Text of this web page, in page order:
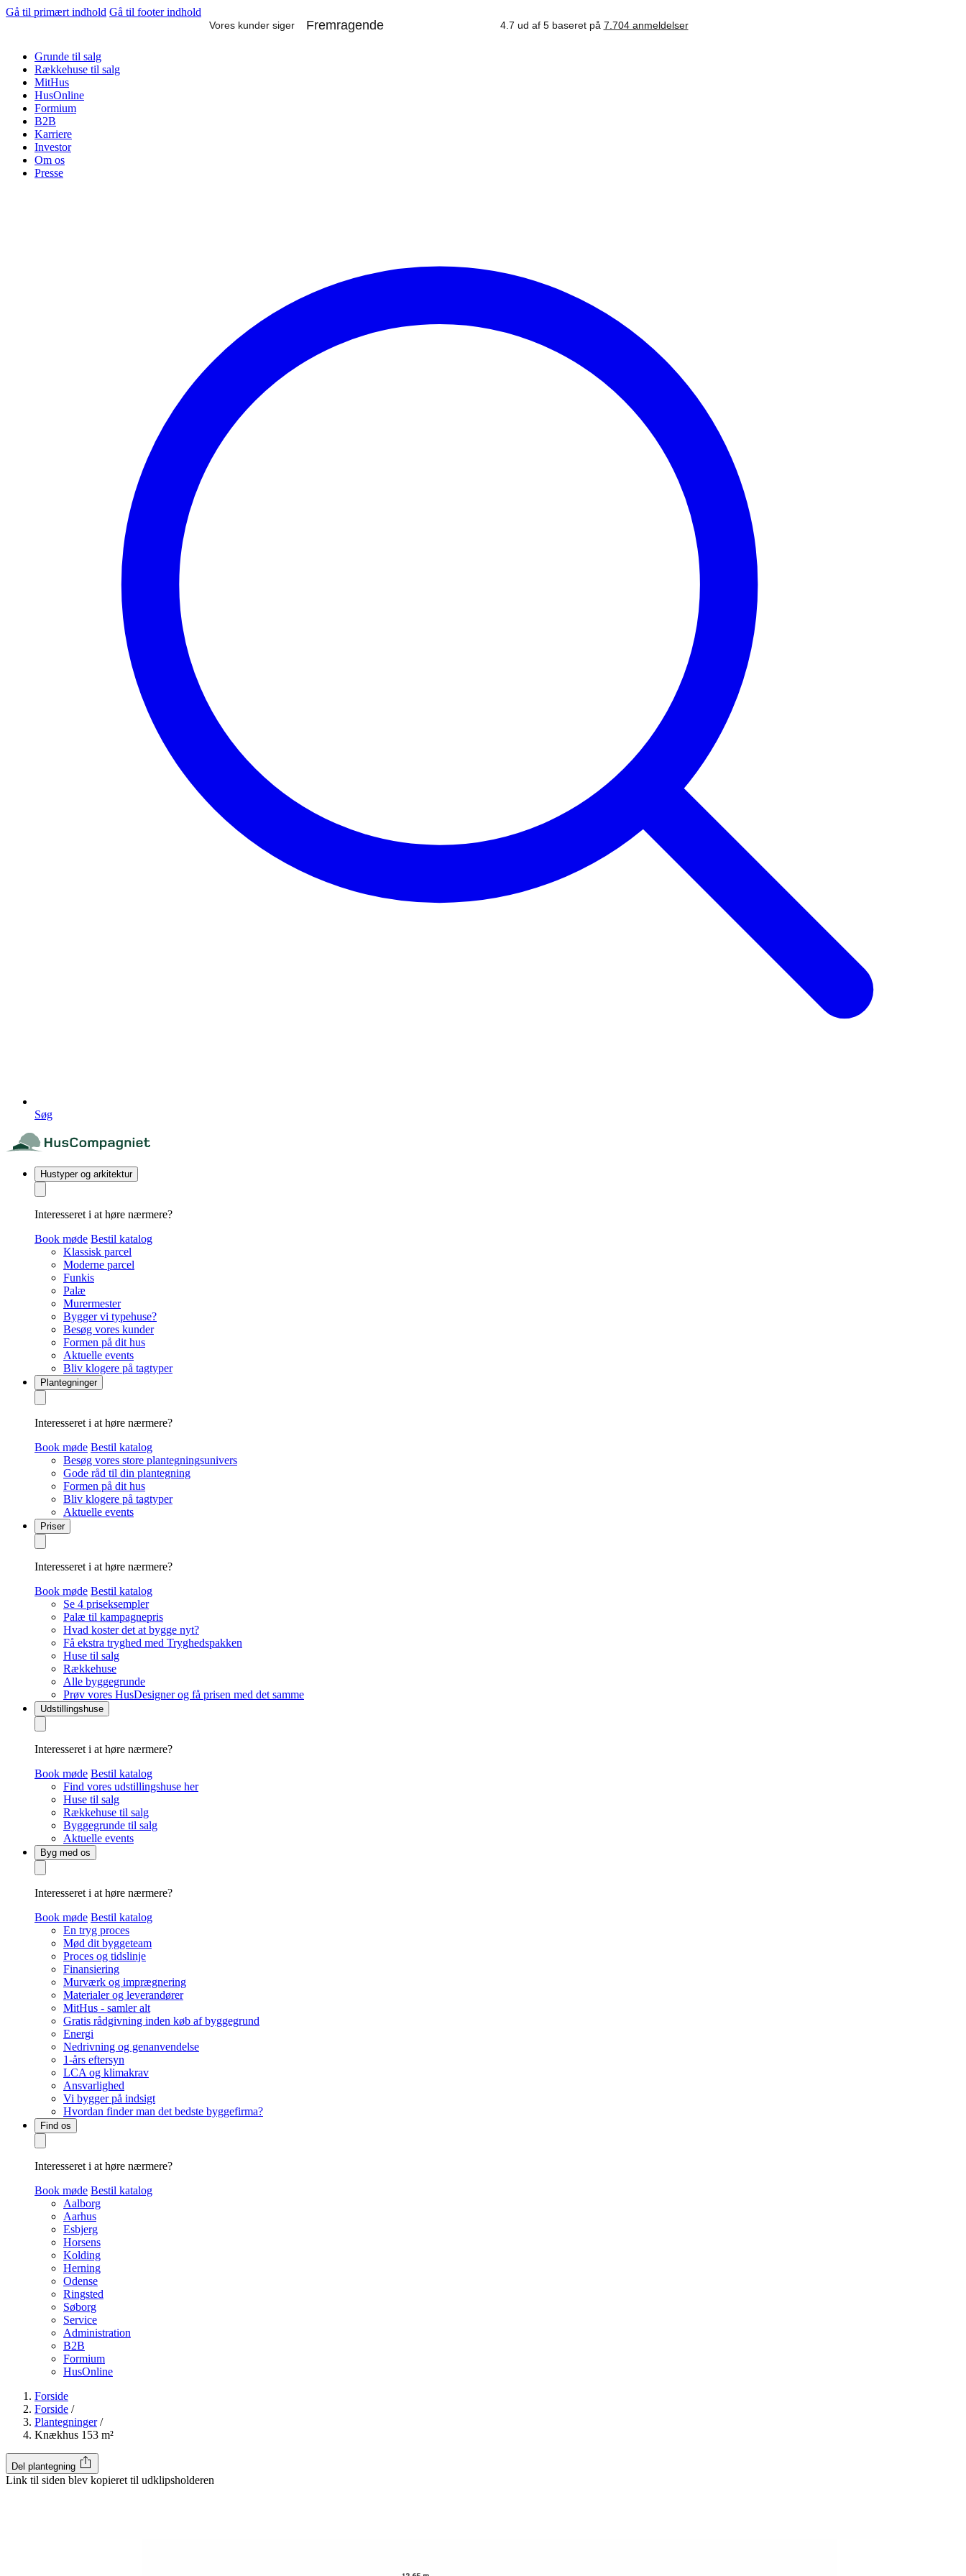
Gå til primært indhold Gå til footer indhold
Grunde til salg
Rækkehuse til salg
MitHus
HusOnline
Formium
B2B
Karriere
Investor
Om os
Presse
Søg
Hustyper og arkitektur
Interesseret i at høre nærmere?
Book møde Bestil katalog
Klassisk parcel
Moderne parcel
Funkis
Palæ
Murermester
Bygger vi typehuse?
Besøg vores kunder
Formen på dit hus
Aktuelle events
Bliv klogere på tagtyper
Plantegninger
Interesseret i at høre nærmere?
Book møde Bestil katalog
Besøg vores store plantegningsunivers
Gode råd til din plantegning
Formen på dit hus
Bliv klogere på tagtyper
Aktuelle events
Priser
Interesseret i at høre nærmere?
Book møde Bestil katalog
Se 4 priseksempler
Palæ til kampagnepris
Hvad koster det at bygge nyt?
Få ekstra tryghed med Tryghedspakken
Huse til salg
Rækkehuse
Alle byggegrunde
Prøv vores HusDesigner og få prisen med det samme
Udstillingshuse
Interesseret i at høre nærmere?
Book møde Bestil katalog
Find vores udstillingshuse her
Huse til salg
Rækkehuse til salg
Byggegrunde til salg
Aktuelle events
Byg med os
Interesseret i at høre nærmere?
Book møde Bestil katalog
En tryg proces
Mød dit byggeteam
Proces og tidslinje
Finansiering
Murværk og imprægnering
Materialer og leverandører
MitHus - samler alt
Gratis rådgivning inden køb af byggegrund
Energi
Nedrivning og genanvendelse
1-års eftersyn
LCA og klimakrav
Ansvarlighed
Vi bygger på indsigt
Hvordan finder man det bedste byggefirma?
Find os
Interesseret i at høre nærmere?
Book møde Bestil katalog
Aalborg
Aarhus
Esbjerg
Horsens
Kolding
Herning
Odense
Ringsted
Søborg
Service
Administration
B2B
Formium
HusOnline
Forside
Forside /
Plantegninger /
Knækhus 153 m²
Del plantegning
Link til siden blev kopieret til udklipsholderen